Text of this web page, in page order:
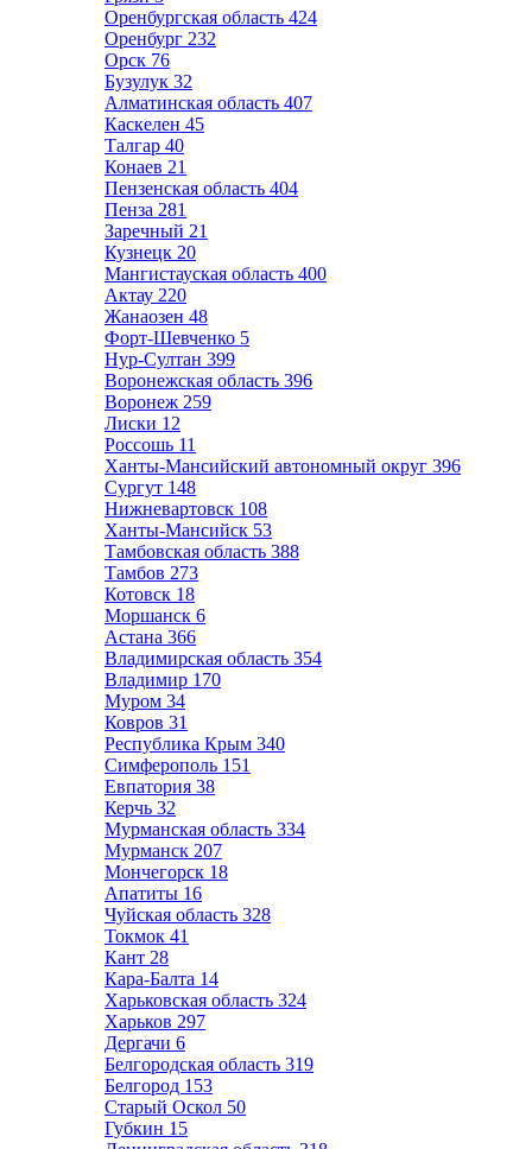
Оренбургская область 424
Оренбург 232
Орск 76
Бузулук 32
Алматинская область 407
Каскелен 45
Талгар 40
Конаев 21
Пензенская область 404
Пенза 281
Заречный 21
Кузнецк 20
Мангистауская область 400
Актау 220
Жанаозен 48
Форт-Шевченко 5
Нур-Султан 399
Воронежская область 396
Воронеж 259
Лиски 12
Россошь 11
Ханты-Мансийский автономный округ 396
Сургут 148
Нижневартовск 108
Ханты-Мансийск 53
Тамбовская область 388
Тамбов 273
Котовск 18
Моршанск 6
Астана 366
Владимирская область 354
Владимир 170
Муром 34
Ковров 31
Республика Крым 340
Симферополь 151
Евпатория 38
Керчь 32
Мурманская область 334
Мурманск 207
Мончегорск 18
Апатиты 16
Чуйская область 328
Токмок 41
Кант 28
Кара-Балта 14
Харьковская область 324
Харьков 297
Дергачи 6
Белгородская область 319
Белгород 153
Старый Оскол 50
Губкин 15